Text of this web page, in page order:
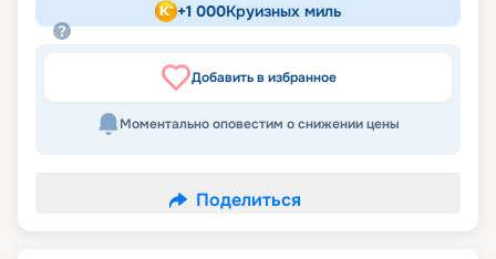
+1 000Круизных миль
Добавить в избранное
Моментально оповестим о снижении цены
Поделиться